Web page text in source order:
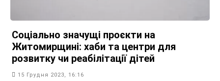
Соціально значущі проєкти на
Житомирщині: хаби та центри для
розвитку чи реабілітації дітей
15 Грудня 2023, 16:16